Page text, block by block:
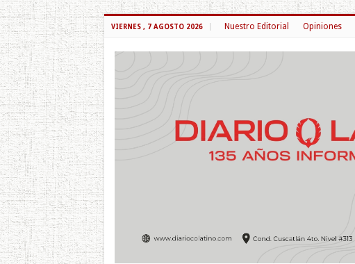
VIERNES , 7 AGOSTO 2026 Nuestro Editorial Opiniones